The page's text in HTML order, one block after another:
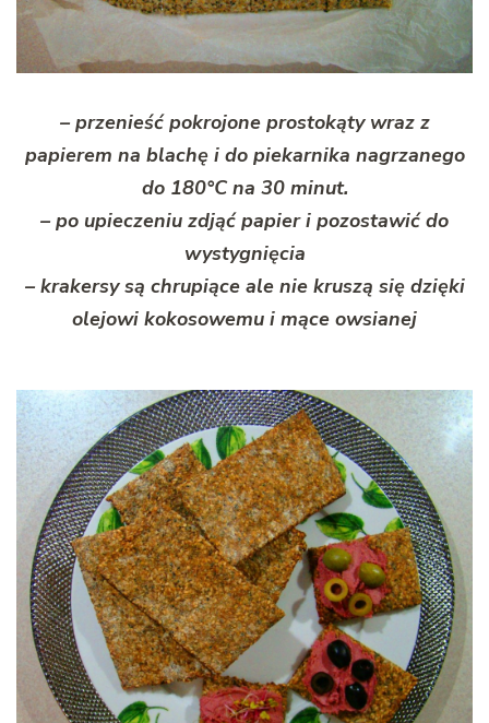
– przenieść pokrojone prostokąty wraz z
papierem na blachę i do piekarnika nagrzanego
do 180°C na 30 minut.
– po upieczeniu zdjąć papier i pozostawić do
wystygnięcia
– krakersy są chrupiące ale nie kruszą się dzięki
olejowi kokosowemu i mące owsianej